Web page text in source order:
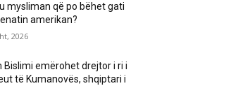
mysliman që po bëhet gati
amerikan?
2026
Bislimi emërohet drejtor i ri i
të Kumanovës, shqiptari i